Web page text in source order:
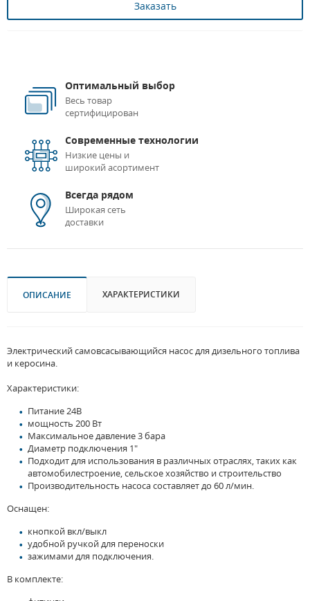
Заказать
Оптимальный выбор
Весь товар
сертифицирован
Современные технологии
Низкие цены и
широкий асортимент
Всегда рядом
Широкая сеть
доставки
ОПИСАНИЕ ХАРАКТЕРИСТИКИ
Электрический самовсасывающийся насос для дизельного топлива
и керосина.
Характеристики:
Питание 24В
мощность 200 Вт
Максимальное давление 3 бара
Диаметр подключения 1"
Подходит для использования в различных отраслях, таких как
автомобилестроение, сельское хозяйство и строительство
Производительность насоса составляет до 60 л/мин.
Оснащен:
кнопкой вкл/выкл
удобной ручкой для переноски
зажимами для подключения.
В комплекте: